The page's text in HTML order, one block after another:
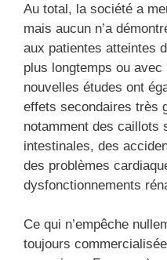
Au total, la société a
mais aucun n’a
aux patientes atteintes
plus longtemps ou avec
nouvelles études ont
effets secondaires très
notamment des caillots
intestinales, des
des problèmes
dysfonctionnements
Ce qui n’empêche
toujours